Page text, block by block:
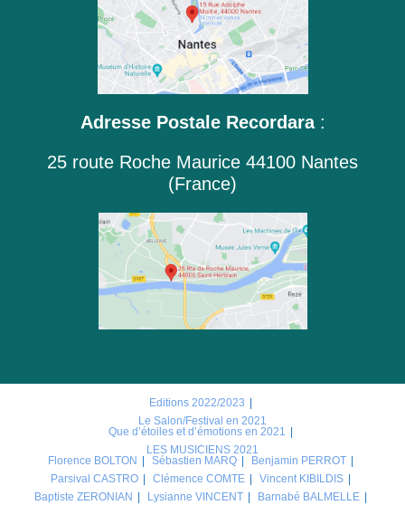
Adresse Postale Recordara:
25 route Roche Maurice 44100 Nantes
(France)
Editions 2022/2023
Le Salon/Festival en 2021
Que d’étoiles et d’émotions en 2021
LES MUSICIENS 2021
Florence BOLTON
Sébastien MARQ
Benjamin PERROT
Parsival CASTRO
Clémence COMTE
Vincent KIBILDIS
Baptiste ZERONIAN
Lysianne VINCENT
Barnabé BALMELLE